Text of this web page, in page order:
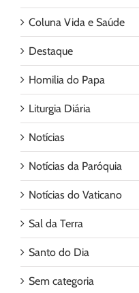
Coluna Vida e Saúde
Destaque
Homilia do Papa
Liturgia Diária
Notícias
Notícias da Paróquia
Notícias do Vaticano
Sal da Terra
Santo do Dia
Sem categoria